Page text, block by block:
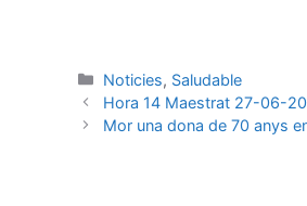
Noticies, Saludable
Hora 14 Maestrat 27-06-
Mor una dona de 70 anys